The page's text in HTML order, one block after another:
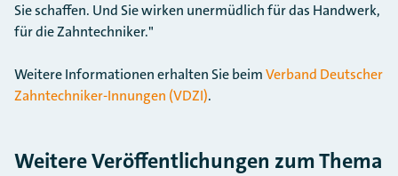
Sie schaffen. Und Sie wirken unermüdlich für das Handwerk,
für die Zahntechniker."
Weitere Informationen erhalten Sie beimVerband Deutscher
Zahntechniker-Innungen (VDZI).
Weitere Veröffentlichungen zum Thema